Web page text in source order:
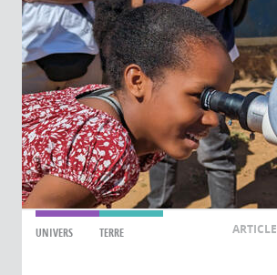
UNIVERS TERRE ARTICLE